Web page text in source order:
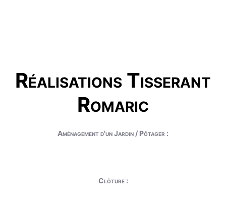
Réalisations Tisserant
Romaric
Aménagement d'un Jardin / Pôtager :
Clôture :